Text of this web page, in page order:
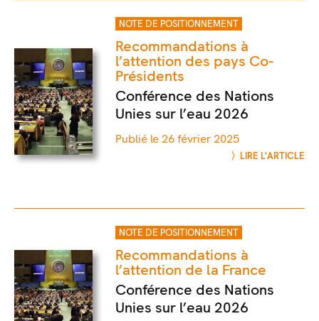
NOTE DE POSITIONNEMENT
Recommandations à
l’attention des pays Co-
Présidents
Conférence des Nations
Unies sur l’eau 2026
Publié le 26 février 2025
LIRE L'ARTICLE
NOTE DE POSITIONNEMENT
Recommandations à
l’attention de la France
Conférence des Nations
Unies sur l’eau 2026